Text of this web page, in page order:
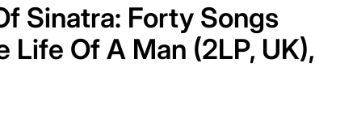
Sinatra: Forty Songs
Life Of A Man (2LP, UK),